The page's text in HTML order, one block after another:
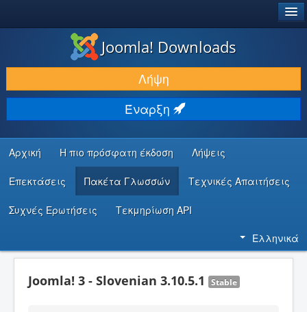
ΛΉΨΕΙΣ & ΕΠΕΚΤΆΣΕΙΣ
ΕΎΡΕΣΗ & ΜΆΘΗΣΗ
ΚΟΙΝΌΤΗΤΑ & ΥΠΟΣΤΉΡΙΞΗ
ΠΌΡΟΙ ΠΡΟΓΡΑΜΜΑΤΙΣΤΏΝ
Joomla! Downloads
Λήψη
Έναρξη
Αρχική Η πιο πρόσφατη έκδοση Λήψεις
Επεκτάσεις Πακέτα Γλωσσών Τεχνικές Απαιτήσεις
Συχνές Ερωτήσεις Τεκμηρίωση API
Ελληνικά
Joomla! 3 - Slovenian 3.10.5.1 Stable